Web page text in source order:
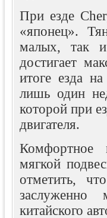
При езде
«японец».
малых, так
достигает
итоге езда
лишь один
которой при
двигателя.
Комфортное
мягкой
отметить,
заслуженно
китайского